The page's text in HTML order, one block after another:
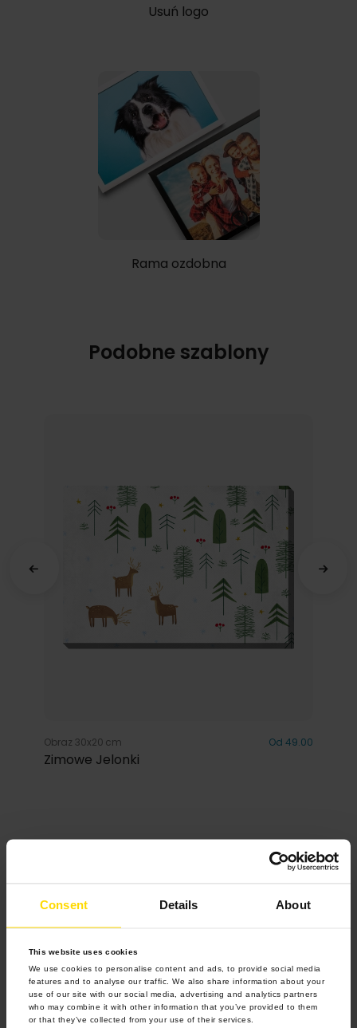
Consent Details About
This website uses cookies
We use cookies to personalise content and ads, to provide social media
features and to analyse our traffic. We also share information about your
use of our site with our social media, advertising and analytics partners
who may combine it with other information that you’ve provided to them
or that they’ve collected from your use of their services.
Usuń logo
Rama ozdobna
Podobne szablony
Obraz 30x20 cm Od 49.00
Zimowe Jelonki
Inspiracje